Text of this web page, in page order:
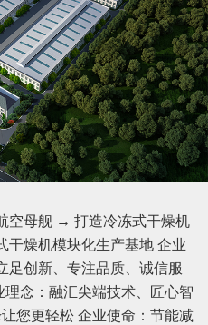
空母舰 → 打造冷冻式干燥机
燥机模块化生产基地 企业
足创新、专注品质、诚信服
念：融汇尖端技术、匠心智
您更轻松 企业使命：节能减